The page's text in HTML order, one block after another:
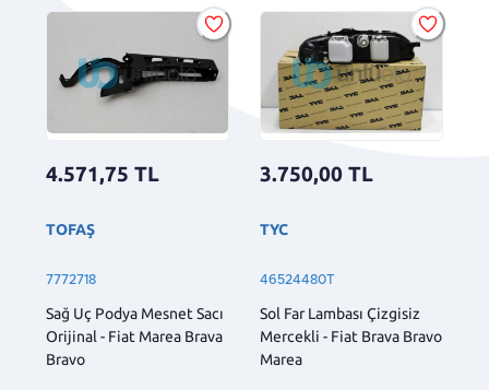
4.571,75 TL
TOFAŞ
7772718
Sağ Uç Podya Mesnet Sacı
Orijinal - Fiat Marea Brava
Bravo
3.750,00 TL
TYC
46524480T
Sol Far Lambası Çizgisiz
Mercekli - Fiat Brava Bravo
Marea